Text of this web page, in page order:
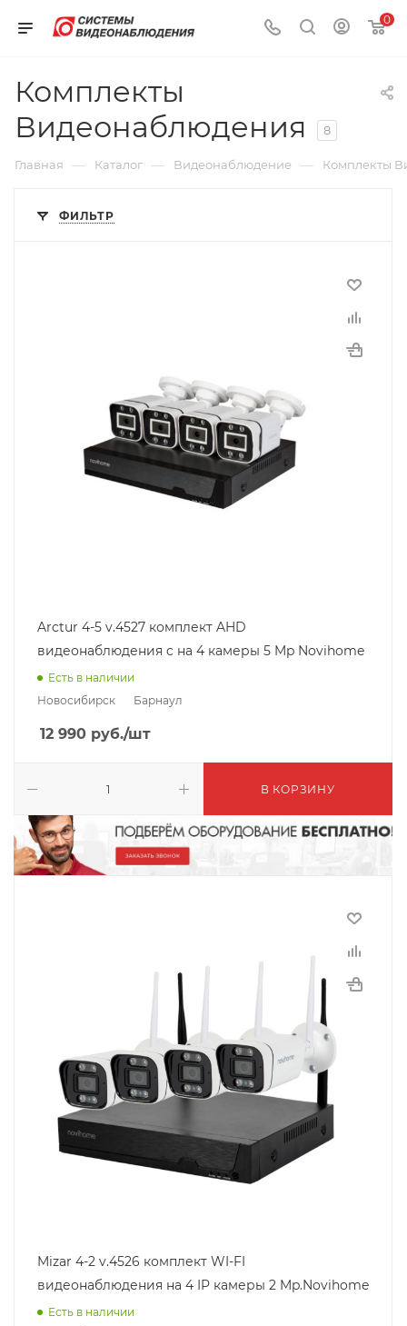
0
Комплекты
Видеонаблюдения
8
Главная — Каталог — Видеонаблюдение — Комплекты
ФИЛЬТР
Arctur 4-5 v.4527 комплект AHD
видеонаблюдения c на 4 камеры 5 Mp Novihome
Есть в наличии
Новосибирск
Барнаул
12 990 руб./шт
В КОРЗИНУ
Mizar 4-2 v.4526 комплект WI-FI
видеонаблюдения на 4 IP камеры 2 Mp.Novihome
Есть в наличии